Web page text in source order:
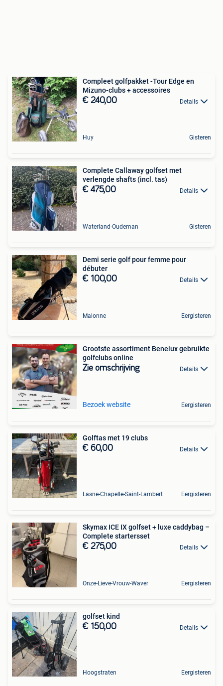
Compleet golfpakket -Tour Edge en
Mizuno-clubs + accessoires
€ 240,00 Details
Huy Gisteren
Complete Callaway golfset met
verlengde shafts (incl. tas)
€ 475,00 Details
Waterland-Oudeman Gisteren
Demi serie golf pour femme pour
débuter
€ 100,00 Details
Malonne Eergisteren
Grootste assortiment Benelux gebruikte
golfclubs online
Zie omschrijving Details
Bezoek website Eergisteren
Golftas met 19 clubs
€ 60,00 Details
Lasne-Chapelle-Saint-Lambert Eergisteren
Skymax ICE IX golfset + luxe caddybag –
Complete startersset
€ 275,00 Details
Onze-Lieve-Vrouw-Waver Eergisteren
golfset kind
€ 150,00 Details
Hoogstraten Eergisteren